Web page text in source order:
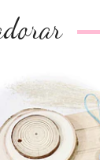
Clip Chucha
Silicone